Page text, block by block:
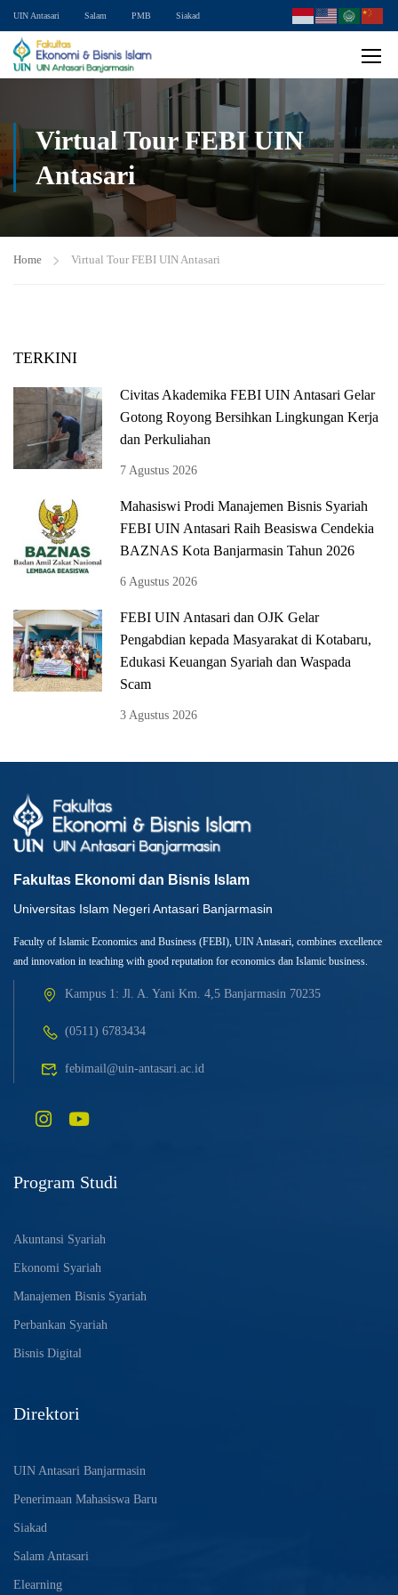
UIN Antasari Salam PMB Siakad
Virtual Tour FEBI UIN
Antasari
Home Virtual Tour FEBI UIN Antasari
TERKINI
Civitas Akademika FEBI UIN Antasari Gelar
Gotong Royong Bersihkan Lingkungan Kerja
dan Perkuliahan
7 Agustus 2026
Mahasiswi Prodi Manajemen Bisnis Syariah
FEBI UIN Antasari Raih Beasiswa Cendekia
BAZNAS Kota Banjarmasin Tahun 2026
6 Agustus 2026
FEBI UIN Antasari dan OJK Gelar
Pengabdian kepada Masyarakat di Kotabaru,
Edukasi Keuangan Syariah dan Waspada
Scam
3 Agustus 2026
Fakultas Ekonomi dan Bisnis Islam
Universitas Islam Negeri Antasari Banjarmasin
Faculty of Islamic Economics and Business (FEBI), UIN Antasari, combines excellence
and innovation in teaching with good reputation for economics dan Islamic business.
Kampus 1: Jl. A. Yani Km. 4,5 Banjarmasin 70235
(0511) 6783434
febimail@uin-antasari.ac.id
Program Studi
Akuntansi Syariah
Ekonomi Syariah
Manajemen Bisnis Syariah
Perbankan Syariah
Bisnis Digital
Direktori
UIN Antasari Banjarmasin
Penerimaan Mahasiswa Baru
Siakad
Salam Antasari
Elearning